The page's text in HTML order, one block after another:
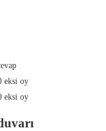
eksi oy
eksi oy